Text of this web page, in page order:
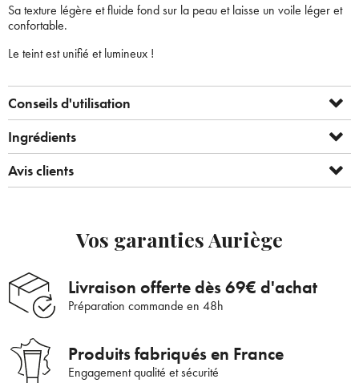
Sa texture légère et fluide fond sur la peau et laisse un voile léger et
confortable.
Le teint est unifié et lumineux !
Conseils d'utilisation
Ingrédients
Avis clients
Vos garanties Auriège
Livraison offerte dès 69€ d'achat
Préparation commande en 48h
Produits fabriqués en France
Engagement qualité et sécurité